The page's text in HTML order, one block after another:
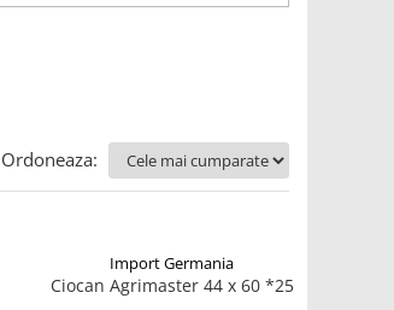
Ordoneaza:
Import Germania
Ciocan Agrimaster 44 x 60 *25